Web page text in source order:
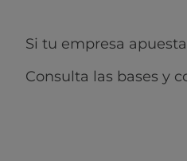
Si tu empresa
Consulta las bases y